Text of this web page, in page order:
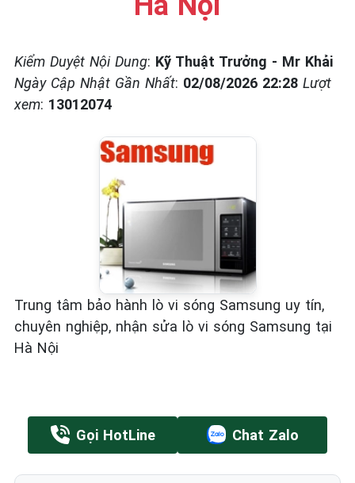
Kiểm Duyệt Nội Dung: Kỹ Thuật Trưởng - Mr Khải
Ngày Cập Nhật Gần Nhất: 02/08/2026 22:28 Lượt
xem: 13012074
Trung tâm bảo hành lò vi sóng Samsung uy tín,
chuyên nghiệp, nhận sửa lò vi sóng Samsung tại
Hà Nội
Gọi HotLine Chat Zalo